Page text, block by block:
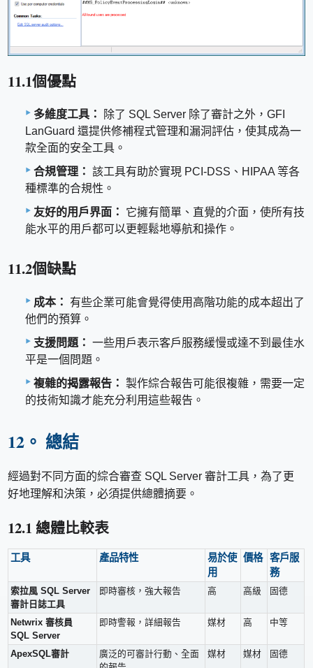
11.1個優點
多維度工具：
除了 SQL Server 除了審計之外，GFI
LanGuard 還提供修補程式管理和漏洞評估，使其成為一
款全面的安全工具。
合規管理： 該工具有助於實現 PCI-DSS、HIPAA 等各
種標準的合規性。
友好的用戶界面：
它擁有簡單、直覺的介面，使所有技
能水平的用戶都可以更輕鬆地導航和操作。
11.2個缺點
成本：
有些企業可能會覺得使用高階功能的成本超出了
他們的預算。
支援問題： 一些用戶表示客戶服務緩慢或達不到最佳水
平是一個問題。
複雜的揭露報告： 製作綜合報告可能很複雜，需要一定
的技術知識才能充分利用這些報告。
12。 總結
經過對不同方面的綜合審查 SQL Server 審計工具，為了更
好地理解和決策，必須提供總體摘要。
12.1 總體比較表
工具 產品特性
易於使
用
價格
客戶服
務
索拉風 SQL Server
審計日誌工具
即時審核，強大報告 高 高級 固德
Netwrix 審核員
SQL Server
即時警報，詳細報告 媒材 高 中等
ApexSQL審計
廣泛的可審計行動、全面
媒材 媒材 固德